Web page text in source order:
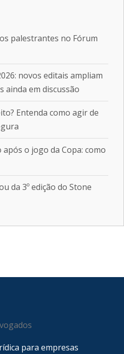
palestrantes no Fórum
novos editais ampliam
ainda em discussão
Entenda como agir de
o jogo da Copa: como
da 3º edição do Stone
para empresas